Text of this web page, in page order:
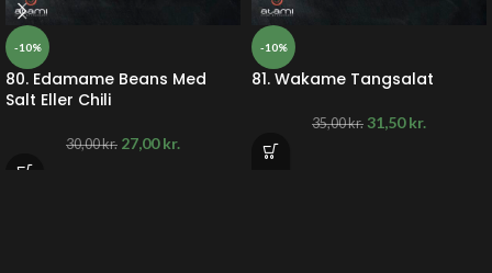
-10%
80. Edamame Beans Med
Salt Eller Chili
30,00kr. 27,00kr.
-10%
81. Wakame Tangsalat
35,00kr. 31,50kr.